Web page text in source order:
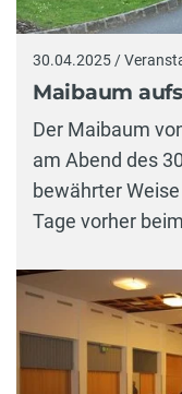
30.04.2025 /
Maibaum
Der Maibaum
am Abend des
bewährter
Tage vorher